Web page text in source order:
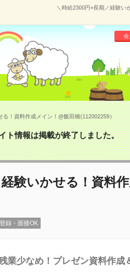
＼時給2300円×長期／経験い
会
る！資料作成メイン！@飯田橋(112002259）
ト情報は掲載が終了しました。
験いかせる！資料作
録・面接OK
業少なめ！プレゼン資料作成